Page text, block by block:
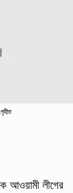
আওয়ামী লীগের